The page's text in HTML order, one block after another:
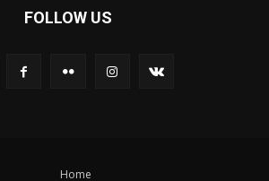
FOLLOW US
Home